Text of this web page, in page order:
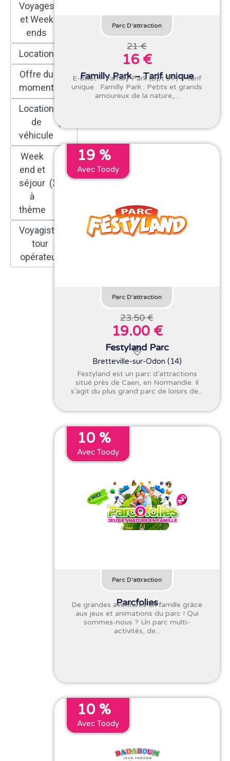
Voyages
et Week
ends
Locations
Offre du
moment
Location
de
véhicule
(6)
Week
end et
séjour
à
thème
(30)
Voyagiste,
tour
opérateur
Parc D'attraction
21 €
16 €
Familly Park – Tarif unique
E-billet – Familly Park (Dpt 37) – tarif
unique Familly Park : Petits et grands
amoureux de la nature,...
19 %
Avec Toody
Parc D'attraction
23.50 €
19.00 €
Festyland Parc
Bretteville-sur-Odon (14)
Festyland est un parc d’attractions
situé près de Caen, en Normandie. Il
s’agit du plus grand parc de loisirs de...
10 %
Avec Toody
Parc D'attraction
Parcfolies
De grandes aventures en famille grâce
aux jeux et animations du parc ! Qui
sommes-nous ? Un parc multi-
activités, de...
10 %
Avec Toody